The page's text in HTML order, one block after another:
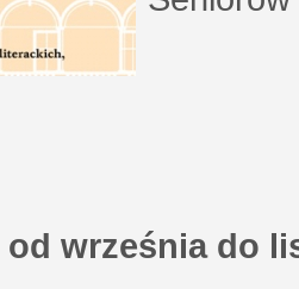
od września do